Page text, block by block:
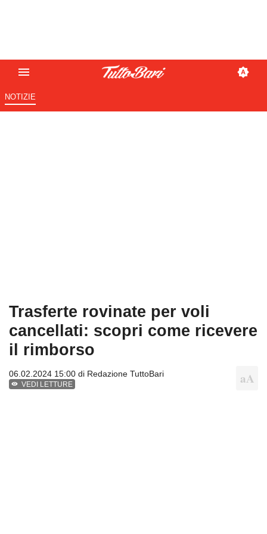
NOTIZIE
Trasferte rovinate per voli
cancellati: scopri come ricevere
il rimborso
06.02.2024 15:00 di Redazione TuttoBari
VEDI LETTURE